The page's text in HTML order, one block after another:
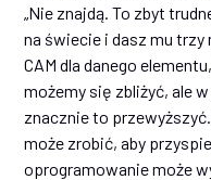
„Nie znajdą. To zbyt
na świecie i dasz mu
CAM dla danego
możemy się zbliżyć, ale
znacznie to
może zrobić, aby
oprogramowanie może